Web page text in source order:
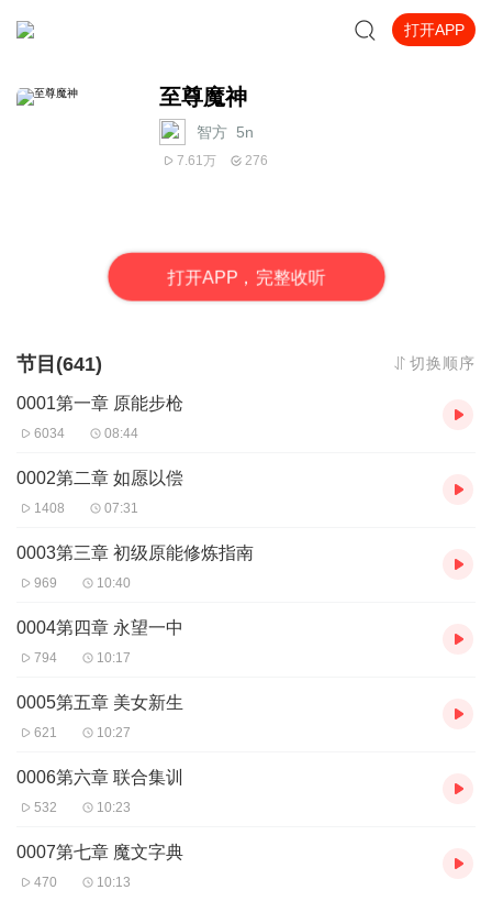
打开APP
至尊魔神
智方_5n
7.61万 276
打开APP，完整收听
节目(641) 切换顺序
0001第一章 原能步枪
6034 08:44
0002第二章 如愿以偿
1408 07:31
0003第三章 初级原能修炼指南
969 10:40
0004第四章 永望一中
794 10:17
0005第五章 美女新生
621 10:27
0006第六章 联合集训
532 10:23
0007第七章 魔文字典
470 10:13